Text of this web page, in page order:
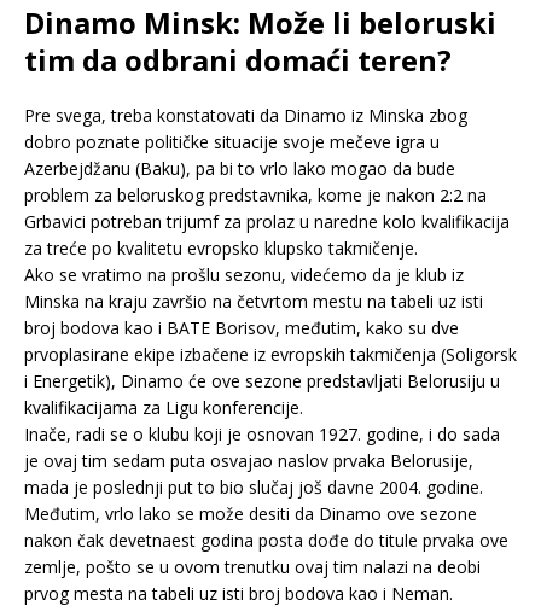
Dinamo Minsk: Može li beloruski
tim da odbrani domaći teren?
Pre svega, treba konstatovati da Dinamo iz Minska zbog
dobro poznate političke situacije svoje mečeve igra u
Azerbejdžanu (Baku), pa bi to vrlo lako mogao da bude
problem za beloruskog predstavnika, kome je nakon 2:2 na
Grbavici potreban trijumf za prolaz u naredne kolo kvalifikacija
za treće po kvalitetu evropsko klupsko takmičenje.
Ako se vratimo na prošlu sezonu, videćemo da je klub iz
Minska na kraju završio na četvrtom mestu na tabeli uz isti
broj bodova kao i BATE Borisov, međutim, kako su dve
prvoplasirane ekipe izbačene iz evropskih takmičenja (Soligorsk
i Energetik), Dinamo će ove sezone predstavljati Belorusiju u
kvalifikacijama za Ligu konferencije.
Inače, radi se o klubu koji je osnovan 1927. godine, i do sada
je ovaj tim sedam puta osvajao naslov prvaka Belorusije,
mada je poslednji put to bio slučaj još davne 2004. godine.
Međutim, vrlo lako se može desiti da Dinamo ove sezone
nakon čak devetnaest godina posta dođe do titule prvaka ove
zemlje, pošto se u ovom trenutku ovaj tim nalazi na deobi
prvog mesta na tabeli uz isti broj bodova kao i Neman.